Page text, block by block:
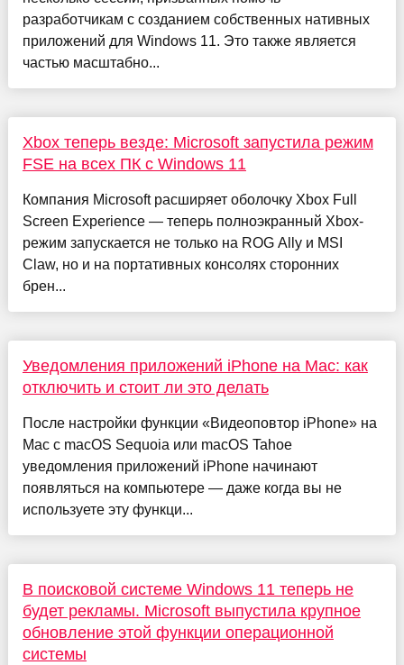
разработчикам с созданием собственных нативных
приложений для Windows 11. Это также является
частью масштабно...
Xbox теперь везде: Microsoft запустила режим
FSE на всех ПК с Windows 11
Компания Microsoft расширяет оболочку Xbox Full
Screen Experience — теперь полноэкранный Xbox-
режим запускается не только на ROG Ally и MSI
Claw, но и на портативных консолях сторонних
брен...
Уведомления приложений iPhone на Mac: как
отключить и стоит ли это делать
После настройки функции «Видеоповтор iPhone» на
Mac с macOS Sequoia или macOS Tahoe
уведомления приложений iPhone начинают
появляться на компьютере — даже когда вы не
используете эту функци...
В поисковой системе Windows 11 теперь не
будет рекламы. Microsoft выпустила крупное
обновление этой функции операционной
системы